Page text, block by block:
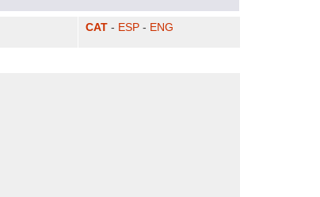
CAT - ESP - ENG